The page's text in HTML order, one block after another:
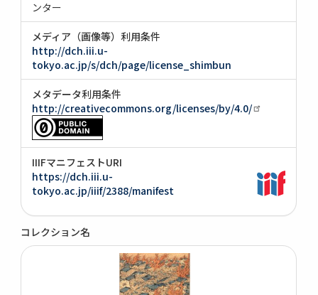
ンター
メディア（画像等）利用条件
http://dch.iii.u-
tokyo.ac.jp/s/dch/page/license_shimbun
メタデータ利用条件
http://creativecommons.org/licenses/by/4.0/
IIIFマニフェストURI
https://dch.iii.u-
tokyo.ac.jp/iiif/2388/manifest
コレクション名